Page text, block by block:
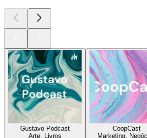
Gustavo Podcast
Arte, Livros
CoopCast
Marketing,